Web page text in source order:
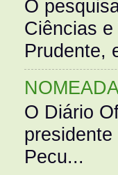
O
Ciências
Prudente,
O Diário
Pecu...